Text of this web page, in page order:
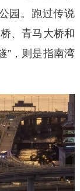
园。跑过传说
、青马大桥和
”，则是指南湾